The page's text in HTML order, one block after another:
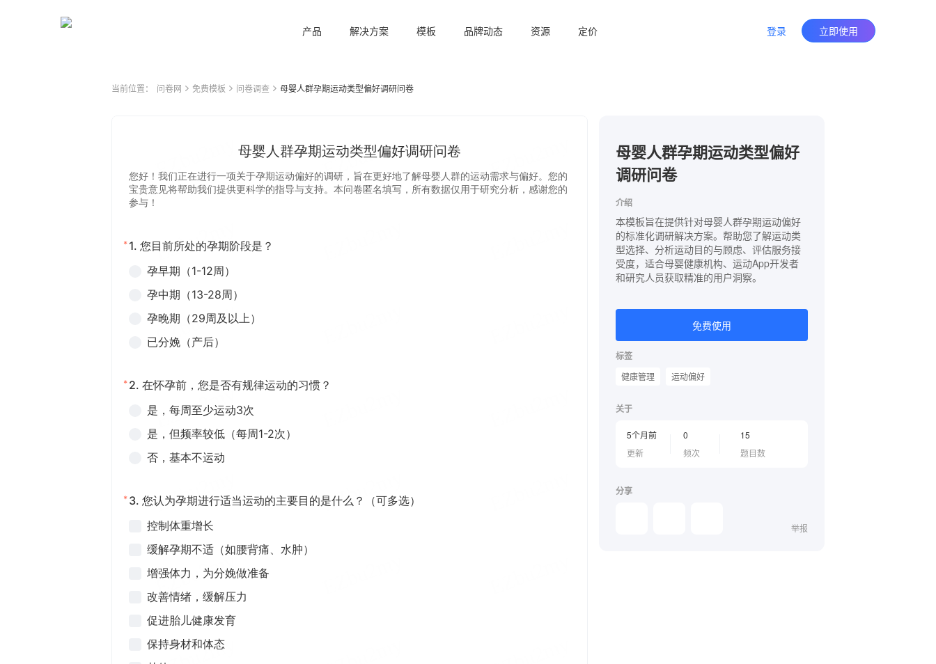
产品 解决方案 模板 品牌动态 资源 定价 登录 立即使用
当前位置： 问卷网 免费模板 问卷调查 母婴人群孕期运动类型偏好调研问卷
母婴人群孕期运动类型偏好
调研问卷
介绍
本模板旨在提供针对母婴人群孕期运动偏好
的标准化调研解决方案。帮助您了解运动类
型选择、分析运动目的与顾虑、评估服务接
受度，适合母婴健康机构、运动App开发者
和研究人员获取精准的用户洞察。
免费使用
标签
健康管理 运动偏好
关于
5个月前
更新
0
频次
15
题目数
分享
举报